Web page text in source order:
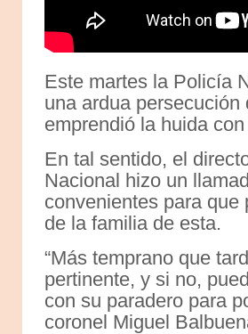
Este martes la Policía
una ardua persecución
emprendió la huida
En tal sentido, el
Nacional hizo un
convenientes para
de la familia de esta.
“Más temprano que
pertinente, y si no,
con su paradero para
coronel Miguel